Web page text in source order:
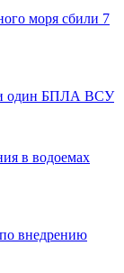
моря сбили 7
один БПЛА ВСУ
в водоемах
внедрению